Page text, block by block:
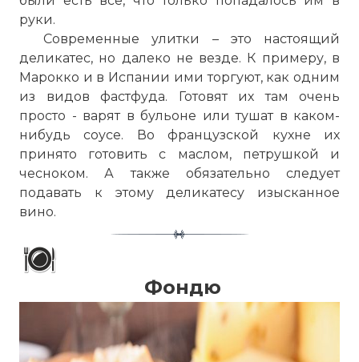
руки.
Современные улитки – это настоящий
деликатес, но далеко не везде. К примеру, в
Марокко и в Испании ими торгуют, как одним
из видов фастфуда. Готовят их там очень
просто - варят в бульоне или тушат в каком-
нибудь соусе. Во французской кухне их
принято готовить с маслом, петрушкой и
чесноком. А также обязательно следует
подавать к этому деликатесу изысканное
вино.
Фондю